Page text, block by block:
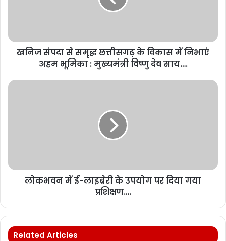
खनिज संपदा से समृद्ध छत्तीसगढ़ के विकास में निभाएं
अहम भूमिका : मुख्यमंत्री विष्णु देव साय….
लोकभवन में ई-लाइब्रेरी के उपयोग पर दिया गया
प्रशिक्षण….
Related Articles